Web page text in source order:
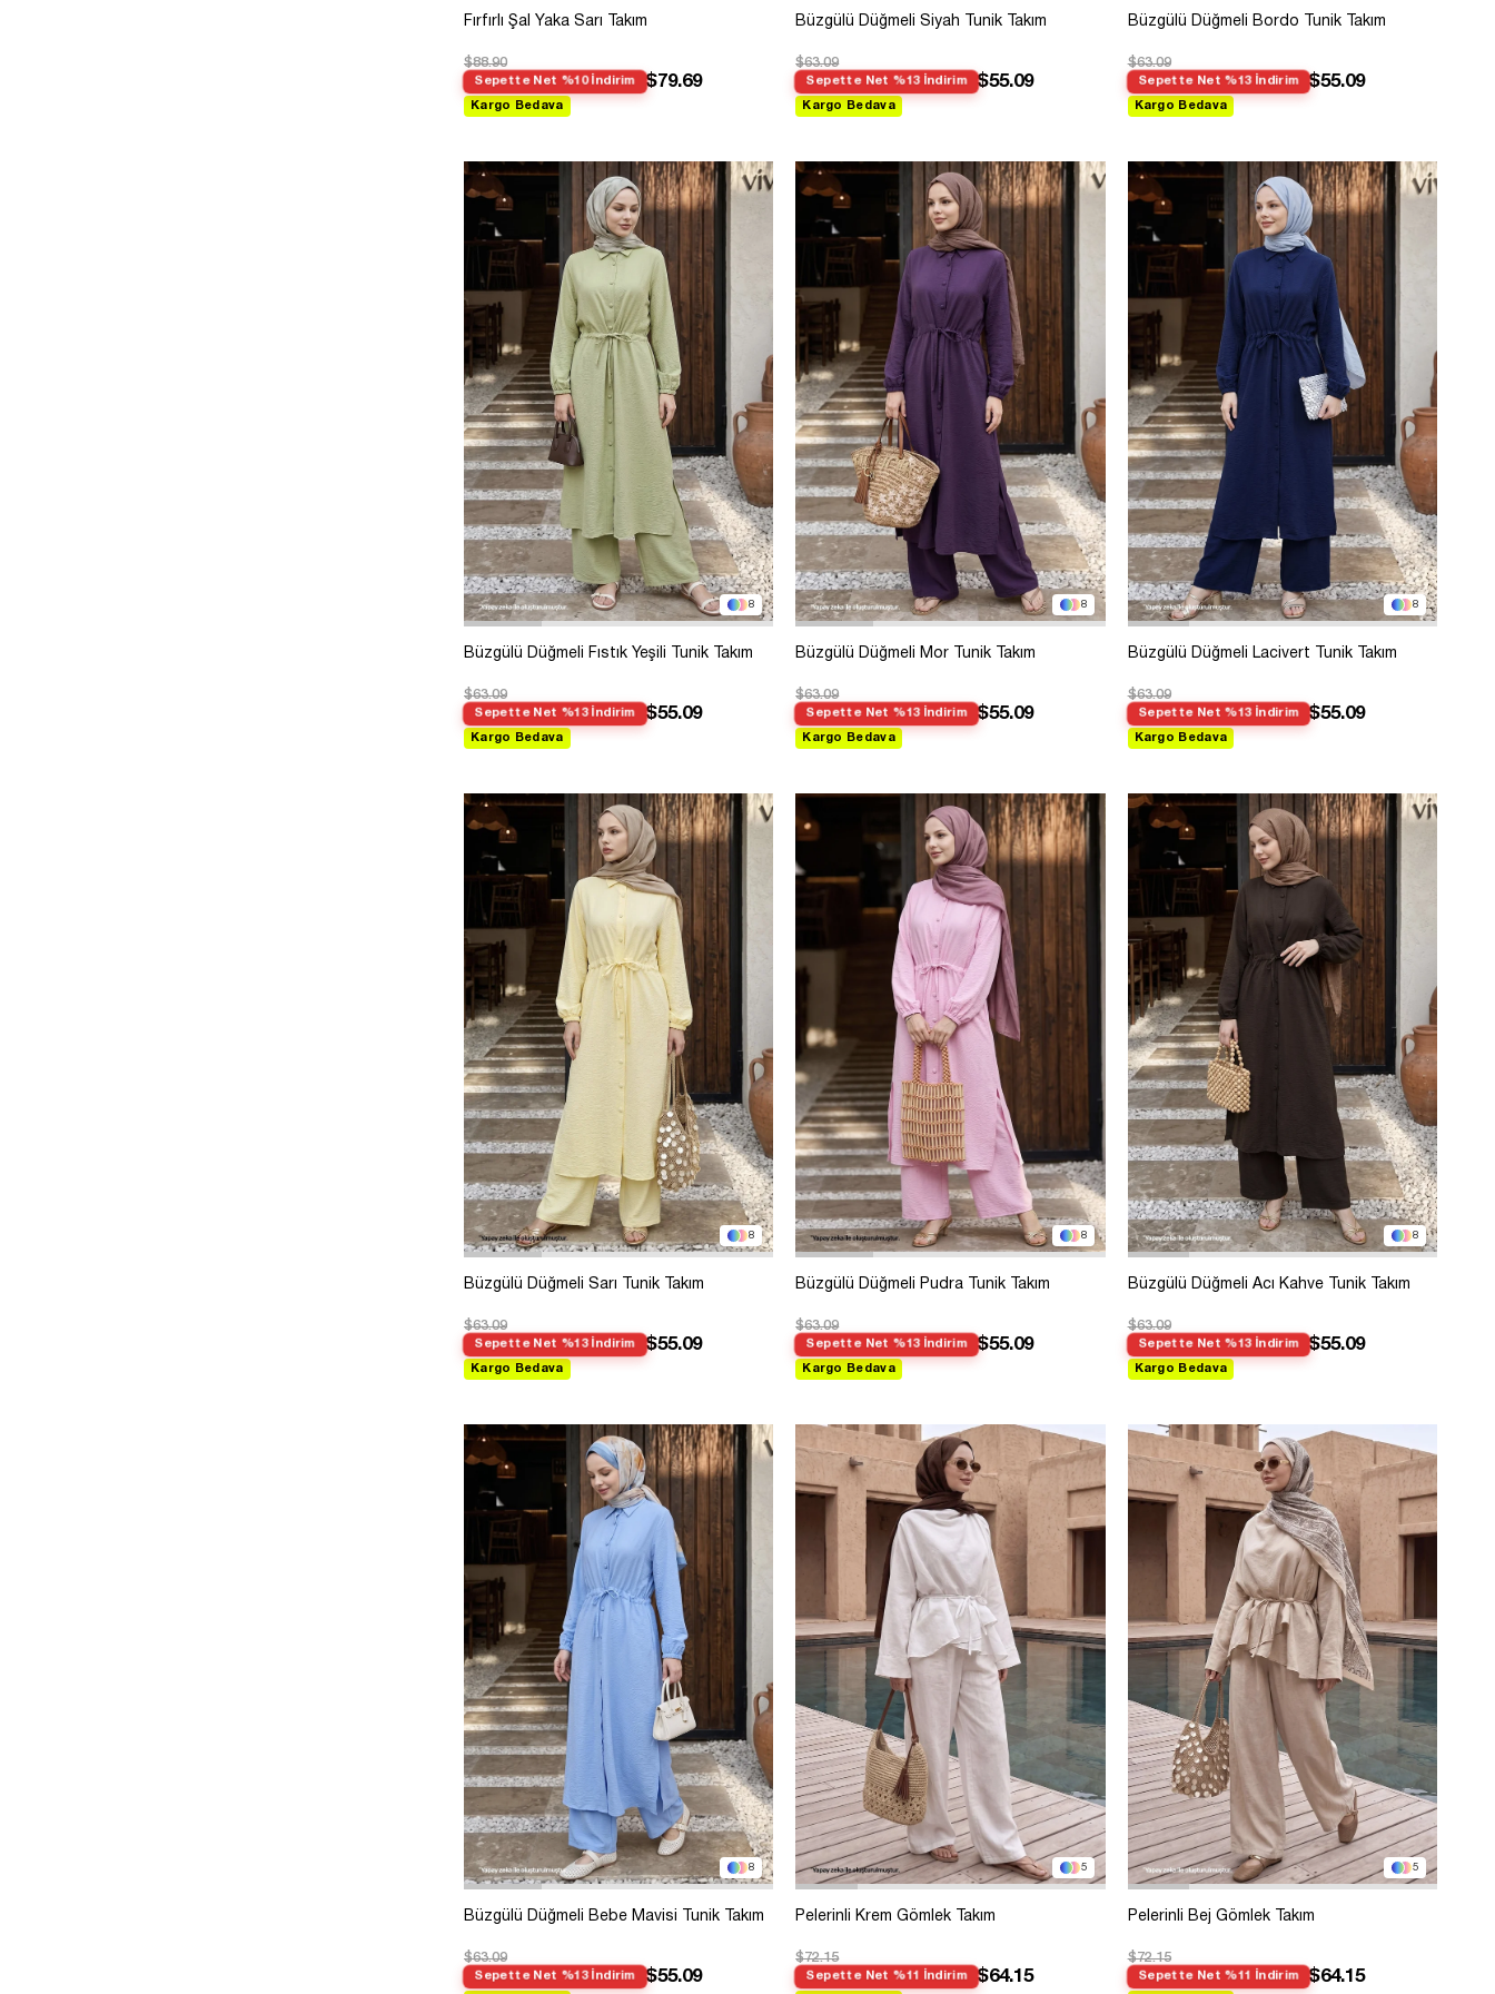
Fırfırlı Şal Yaka Sarı Takım
$88.90
Sepette Net %10 İndirim $79.69
Kargo Bedava
Büzgülü Düğmeli Siyah Tunik Takım
$63.09
Sepette Net %13 İndirim $55.09
Kargo Bedava
Büzgülü Düğmeli Bordo Tunik Takım
$63.09
Sepette Net %13 İndirim $55.09
Kargo Bedava
8
Büzgülü Düğmeli Fıstık Yeşili Tunik Takım
$63.09
Sepette Net %13 İndirim $55.09
Kargo Bedava
8
Büzgülü Düğmeli Mor Tunik Takım
$63.09
Sepette Net %13 İndirim $55.09
Kargo Bedava
8
Büzgülü Düğmeli Lacivert Tunik Takım
$63.09
Sepette Net %13 İndirim $55.09
Kargo Bedava
8
Büzgülü Düğmeli Sarı Tunik Takım
$63.09
Sepette Net %13 İndirim $55.09
Kargo Bedava
8
Büzgülü Düğmeli Pudra Tunik Takım
$63.09
Sepette Net %13 İndirim $55.09
Kargo Bedava
8
Büzgülü Düğmeli Acı Kahve Tunik Takım
$63.09
Sepette Net %13 İndirim $55.09
Kargo Bedava
8
Büzgülü Düğmeli Bebe Mavisi Tunik Takım
$63.09
Sepette Net %13 İndirim $55.09
5
Pelerinli Krem Gömlek Takım
$72.15
Sepette Net %11 İndirim $64.15
5
Pelerinli Bej Gömlek Takım
$72.15
Sepette Net %11 İndirim $64.15